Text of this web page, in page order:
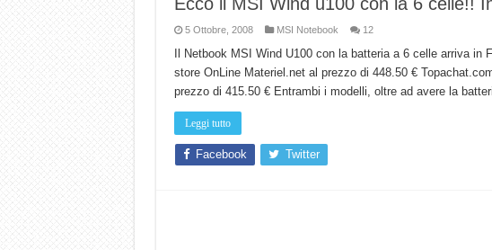
5 Ottobre, 2008 MSI Notebook 12
Il Netbook MSI Wind U100 con la batteria a 6 celle arriva in
store OnLine Materiel.net al prezzo di 448.50 €
prezzo di 415.50 € Entrambi i modelli, oltre ad avere la
Leggi tutto
Facebook Twitter